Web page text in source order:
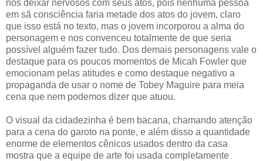
nos deixar nervosos com seus atos, pois nenhuma pessoa
em sã consciência faria metade dos atos do jovem, claro
que isso está no texto, mas o jovem incorporou a alma do
personagem e nos convenceu totalmente de que seria
possível alguém fazer tudo. Dos demais personagens vale o
destaque para os poucos momentos de Micah Fowler que
emocionam pelas atitudes e como destaque negativo a
propaganda de usar o nome de Tobey Maguire para meia
cena que nem podemos dizer que atuou.
O visual da cidadezinha é bem bacana, chamando atenção
para a cena do garoto na ponte, e além disso a quantidade
enorme de elementos cênicos usados dentro da casa
mostra que a equipe de arte foi usada completamente